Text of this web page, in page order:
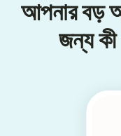
আপনার বড়
জন্য কী